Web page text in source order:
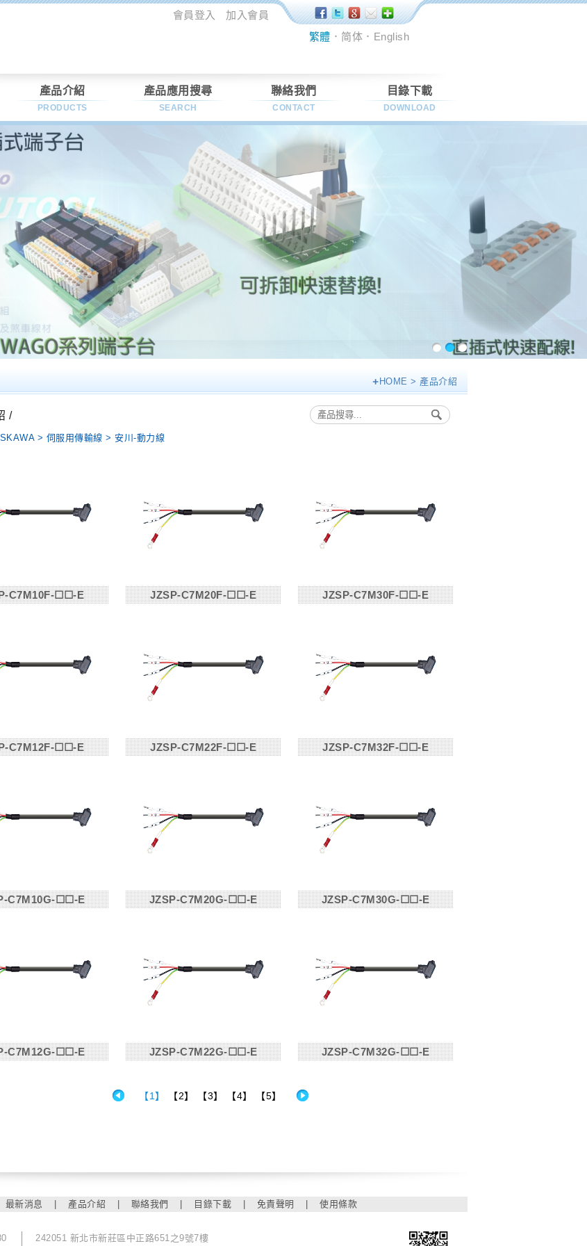
會員登入 加入會員
產品介紹
PRODUCTS
產品應用搜尋
SEARCH
聯絡我們
CONTACT
目錄下載
DOWNLOAD
繁體 ． 简体 ． English
HOME > 產品介紹
/
> 伺服用傳輸線 > 安川-動力線
C7M10F-☐☐-E JZSP-C7M20F-☐☐-E JZSP-C7M30F-☐☐-E
C7M12F-☐☐-E JZSP-C7M22F-☐☐-E JZSP-C7M32F-☐☐-E
C7M10G-☐☐-E JZSP-C7M20G-☐☐-E JZSP-C7M30G-☐☐-E
C7M12G-☐☐-E JZSP-C7M22G-☐☐-E JZSP-C7M32G-☐☐-E
【1】 【2】 【3】 【4】 【5】
最新消息 產品介紹 聯絡我們 目錄下載 免責聲明 使用條款
242051 新北市新莊區中正路651之9號7樓